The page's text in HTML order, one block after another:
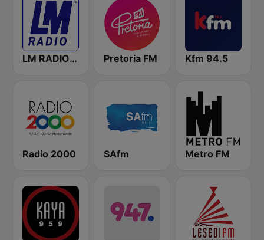
LM RADIO - Happy Listening !! Pretoria FM Kfm 94.5
Radio 2000 SAfm Metro FM